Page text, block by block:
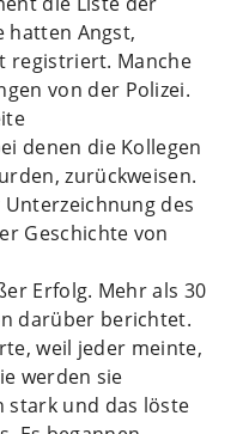
hatten Angst,
registriert. Manche
von der Polizei.
denen die Kollegen
zurückweisen.
des
Geschichte von
Erfolg. Mehr als 30
darüber berichtet.
weil jeder meinte,
werden sie
stark und das löste